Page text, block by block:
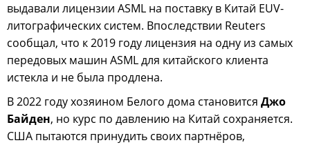
выдавали лицензии ASML на поставку в Китай EUV-
литографических систем. Впоследствии Reuters
сообщал, что к 2019 году лицензия на одну из самых
передовых машин ASML для китайского клиента
истекла и не была продлена.
В 2022 году хозяином Белого дома становится Джо
Байден, но курс по давлению на Китай сохраняется.
США пытаются принудить своих партнёров,